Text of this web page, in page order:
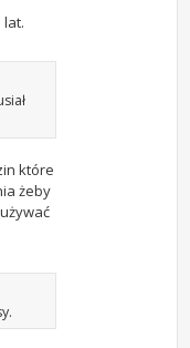
lat.
które
żeby